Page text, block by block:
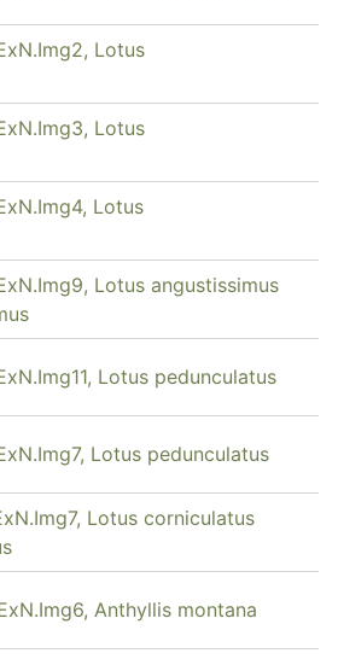
Lotus
Lotus
Lotus
Lotus angustissimus
Lotus pedunculatus
Lotus pedunculatus
Lotus corniculatus
Anthyllis montana